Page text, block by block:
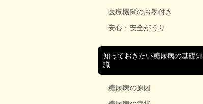
医療機関のお墨付き
安心・安全がうり
知っておきたい糖尿病の基礎知
識
糖尿病の原因